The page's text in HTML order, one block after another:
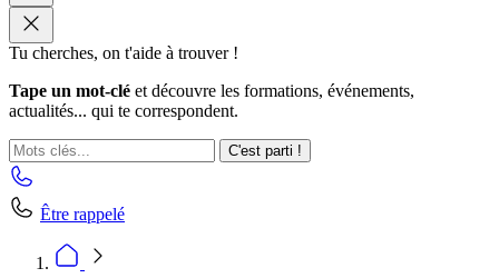
Tu cherches, on t'aide à trouver !
Tape un mot-clé et découvre les formations, événements,
actualités... qui te correspondent.
C'est parti !
Être rappelé